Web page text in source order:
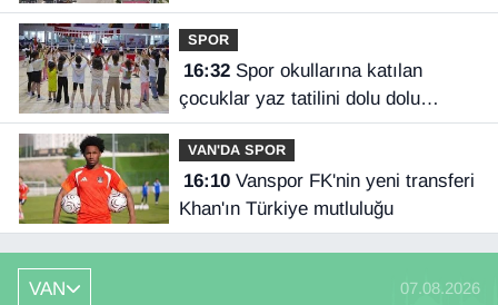
SPOR
16:32Spor okullarına katılan
çocuklar yaz tatilini dolu dolu
geçiriyor
VAN'DA SPOR
16:10Vanspor FK'nin yeni transferi
Khan'ın Türkiye mutluluğu
VAN 07.08.2026